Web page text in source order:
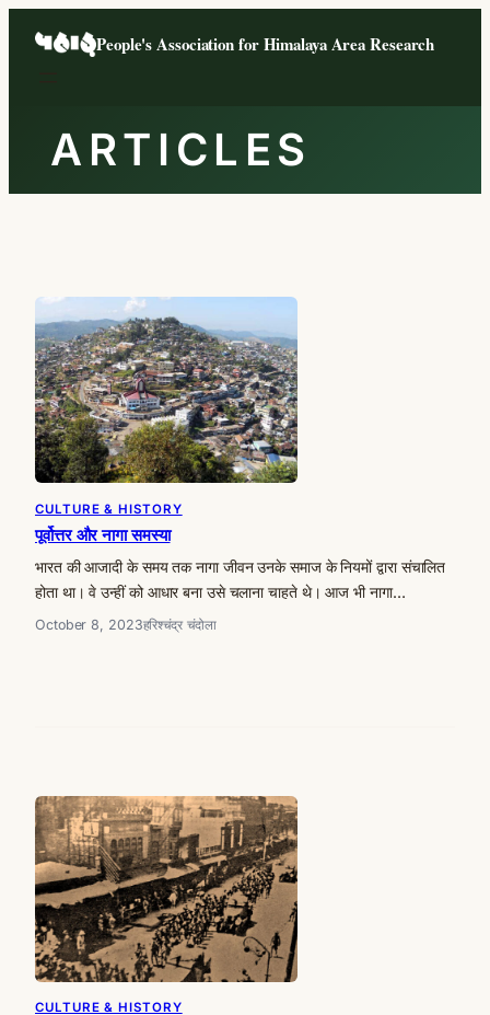
People's Association for Himalaya Area Research
ARTICLES
CULTURE & HISTORY
पूर्वोत्तर और नागा समस्या
भारत की आजादी के समय तक नागा जीवन उनके समाज के नियमों द्वारा संचालित
होता था। वे उन्हीं को आधार बना उसे चलाना चाहते थे। आज भी नागा…
October 8, 2023हरिश्चंद्र चंदोला
CULTURE & HISTORY